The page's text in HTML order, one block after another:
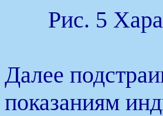
Рис. 5
Далее
показаниям